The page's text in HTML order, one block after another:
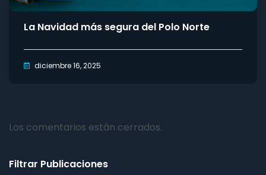
La Navidad más segura del Polo Norte
diciembre 16, 2025
Los comentarios están cerrados.
Filtrar Publicaciones